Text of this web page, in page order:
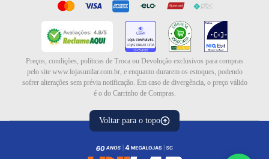
Preços, condições, políticas de Troca ou Devolução exclusivos para compras
pelo site www.lojasunilar.com.br, e enquanto durarem os estoques, podendo
sofrer alterações sem prévia notificação. Em caso de divergência, o preço válido
é o do Carrinho de Compras.
Voltar para o topo